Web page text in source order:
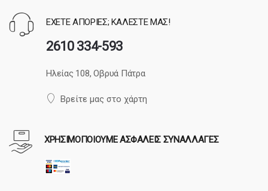
ΕΧΕΤΕ ΑΠΟΡΙΕΣ; ΚΑΛΕΣΤΕ ΜΑΣ!
2610 334-593
Ηλείας 108, Οβρυά Πάτρα
Βρείτε μας στο χάρτη
ΧΡΗΣΙΜΟΠΟΙΟΥΜΕ ΑΣΦΑΛΕΙΣ ΣΥΝΑΛΛΑΓΕΣ